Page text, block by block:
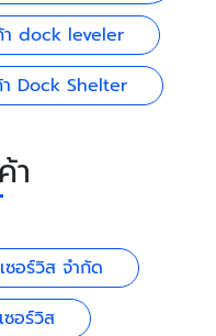
dock leveler
Dock Shelter
า
อร์วิส จำกัด
ซอร์วิส